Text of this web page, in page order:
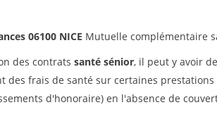
06100 NICE Mutuelle complémentaire
des contrats santé sénior, il peut y avoir
des frais de santé sur certaines
d'honoraire) en l'absence de